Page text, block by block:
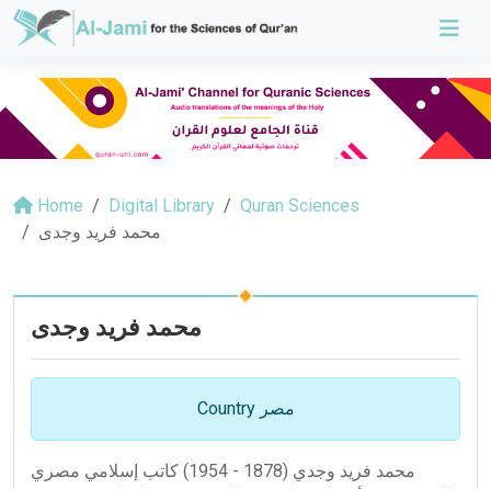
Home Digital Library
Quran Sciences
محمد فريد وجدى
محمد فريد وجدى
Country مصر
محمد فريد وجدي (1878 - 1954) كاتب إسلامي مصري